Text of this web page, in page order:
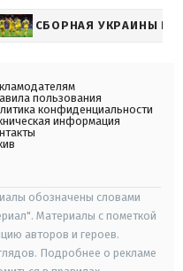
СБОРНАЯ УКРАИНЫ
пользования
конфиденциальности
информация
обозначены словами
Материалы с пометкой
авторов и героев.
Подробнее о рекламе